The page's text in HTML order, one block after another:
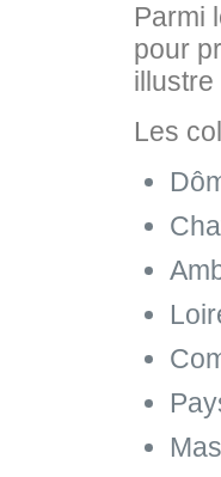
Parmi
pour
illustre
Les